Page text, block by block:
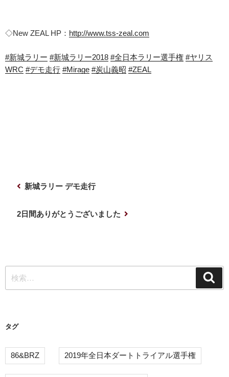
◇New ZEAL HP： http://www.tss-zeal.com
#新城ラリー #新城ラリー2018 #全日本ラリー選手権 #ヤリス
WRC #デモ走行 #Mirage #炭山義昭 #ZEAL
シ
ョ
新城ラリー デモ走行
2日間ありがとうございました
索:
タグ
86&BRZ 2019年全日本ダートトライアル選手権